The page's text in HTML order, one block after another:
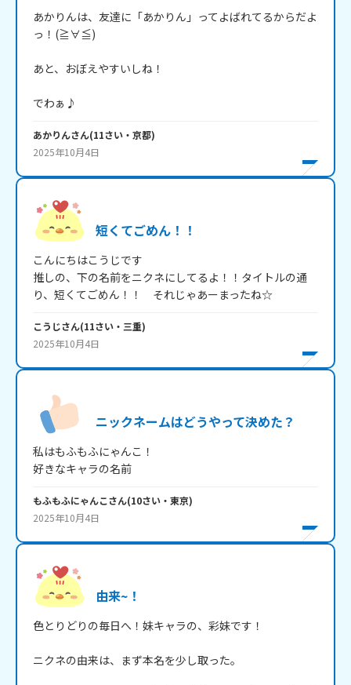
あかりんは、友達に「あかりん」ってよばれてるからだよ
っ！(≧∀≦)
あと、おぼえやすいしね！
でわぁ♪
あかりんさん(11さい・ 京都)
2025年10月4日
短くてごめん！！
こんにちはこうじです
推しの、下の名前をニクネにしてるよ！！タイトルの通
り、短くてごめん！！　それじゃあーまったね☆
こうじさん(11さい・ 三重)
2025年10月4日
ニックネームはどうやって決めた？
私はもふもふにゃんこ！
好きなキャラの名前
もふもふにゃんこさん(10さい・ 東京)
2025年10月4日
由来~！
色とりどりの毎日へ！妹キャラの、彩妹です！
ニクネの由来は、まず本名を少し取った。